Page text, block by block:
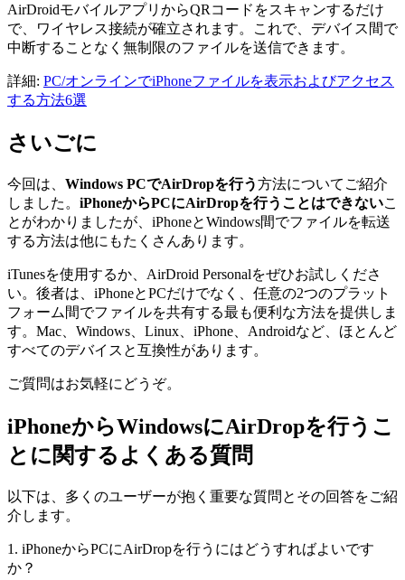
AirDroidモバイルアプリからQRコードをスキャンするだけ
で、ワイヤレス接続が確立されます。これで、デバイス間で
中断することなく無制限のファイルを送信できます。
詳細: PC/オンラインでiPhoneファイルを表示およびアクセス
する方法6選
さいごに
今回は、 Windows PCでAirDropを行う方法についてご紹介
しました。 iPhoneからPCにAirDropを行うことはできないこ
とがわかりましたが、iPhoneとWindows間でファイルを転送
する方法は他にもたくさんあります。
iTunesを使用するか、AirDroid Personalをぜひお試しくださ
い。後者は、iPhoneとPCだけでなく、任意の2つのプラット
フォーム間でファイルを共有する最も便利な方法を提供しま
す。Mac、Windows、Linux、iPhone、Androidなど、ほとんど
すべてのデバイスと互換性があります。
ご質問はお気軽にどうぞ。
iPhoneからWindowsにAirDropを行うこ
とに関するよくある質問
以下は、多くのユーザーが抱く重要な質問とその回答をご紹
介します。
1. iPhoneからPCにAirDropを行うにはどうすればよいです
か？